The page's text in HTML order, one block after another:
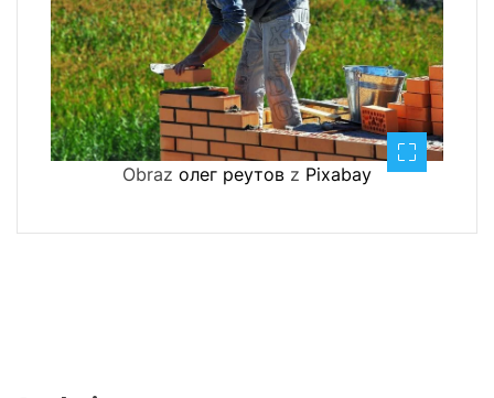
Obraz олег реутов z Pixabay